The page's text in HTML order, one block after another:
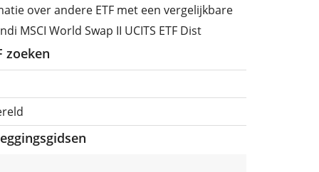
over andere ETF met een vergelijkbare
MSCI World Swap II UCITS ETF Dist
zoeken